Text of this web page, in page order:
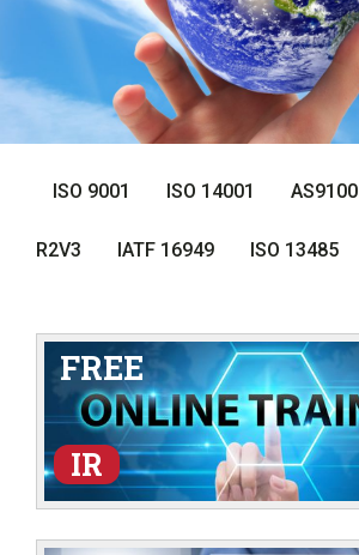
ISO 9001 ISO 14001 AS9100
R2V3 IATF 16949 ISO 13485
FREE
IR